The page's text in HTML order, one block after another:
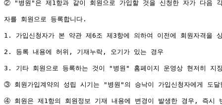
② "병원"은 제1항과 같이 회원으로 가입할 것을 신청한 자가 다음
자를 회원으로 등록합니다.
1. 가입신청자가 본 약관 제6조 제3항에 의하여 이전에 회원자격을
2. 등록 내용에 허위, 기재누락, 오기가 있는 경우
3. 기타 회원으로 등록하는 것이 "병원" 홈페이지 운영상 현저히 지
③ 회원가입계약의 성립 시기는 "병원"의 승낙이 가입신청자에게 도
④ 회원은 제1항의 회원정보 기재 내용에 변경이 발생한 경우, 즉시